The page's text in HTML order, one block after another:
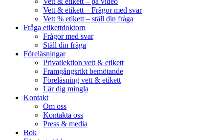
Vett & etikett – Frågor med svar
Vett % etikett – ställ din fråga
Fråga etikettdoktorn
Frågor med svar
Ställ din fråga
Föreläsningar
Privatlektion vett & etikett
Framgångsrikt bemötande
Föreläsning vett & etikett
Lär dig mingla
Kontakt
Om oss
Kontakta oss
Press & media
Bok